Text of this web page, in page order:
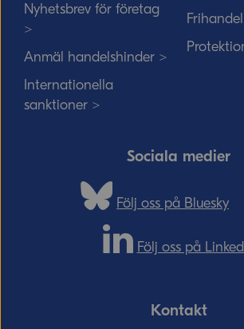
Nyhetsbrev för företag
>
Anmäl handelshinder >
Internationella
sanktioner >
Sociala medier
Följ oss på Bluesky
Följ oss på
Kontakt